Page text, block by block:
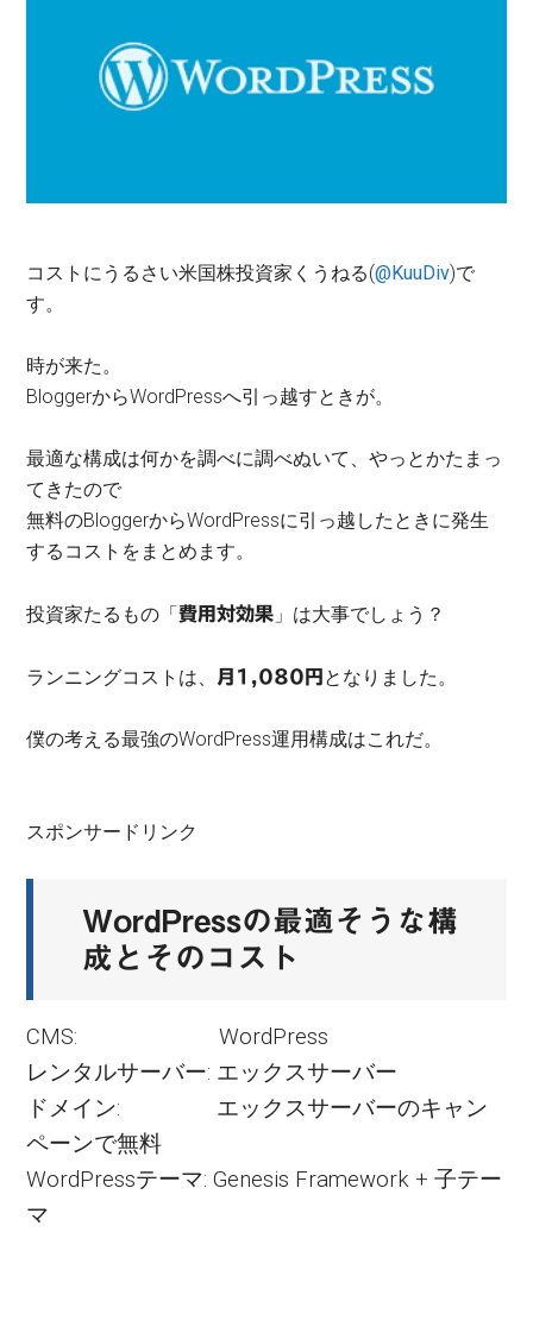
コストにうるさい米国株投資家くうねる(@KuuDiv)で
す。
時が来た。
BloggerからWordPressへ引っ越すときが。
最適な構成は何かを調べに調べぬいて、やっとかたまっ
てきたので
無料のBloggerからWordPressに引っ越したときに発生
するコストをまとめます。
投資家たるもの「費用対効果 」は大事でしょう？
ランニングコストは、 月1,080円 となりました。
僕の考える最強のWordPress運用構成はこれだ。
スポンサードリンク
WordPressの最適そうな構
成とそのコスト
CMS: WordPress
レンタルサーバー: エックスサーバー
ドメイン: エックスサーバーのキャン
ペーンで無料
WordPressテーマ: Genesis Framework + 子テー
マ